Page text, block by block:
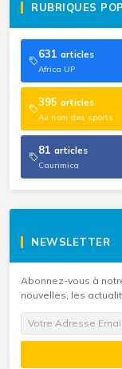
RUBRIQUES
631 articles
Africa UP
395 articles
Au nom des sports
81 articles
Caurimica
NEWSLETTER
Abonnez-vous à
nouvelles, les